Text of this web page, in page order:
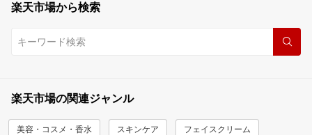
楽天市場から検索
楽天市場の関連ジャンル
美容・コスメ・香水 スキンケア フェイスクリーム